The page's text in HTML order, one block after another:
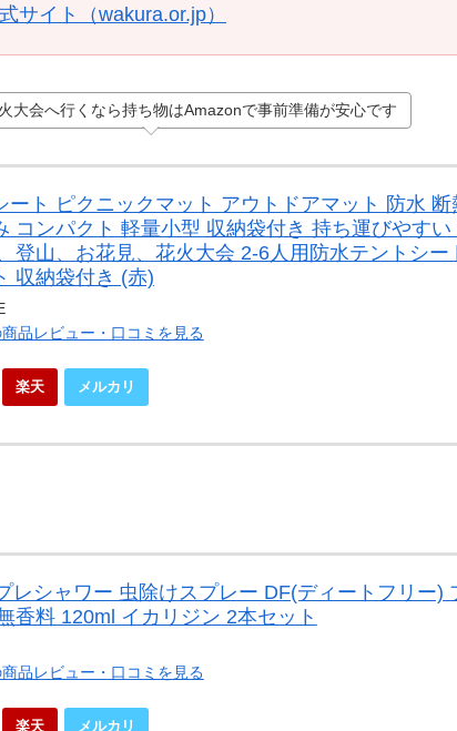
サイト（wakura.or.jp）
大会へ行くなら持ち物はAmazonで事前準備が安心です
ート ピクニックマット アウトドアマット 防水 断
コンパクト 軽量小型 収納袋付き 持ち運びやすい
登山、お花見、花火大会 2-6人用防水テントシー
収納袋付き (赤)
品レビュー・口コミを見る
楽天 メルカリ
レシャワー 虫除けスプレー DF(ディートフリー)
香料 120ml イカリジン 2本セット
品レビュー・口コミを見る
楽天 メルカリ